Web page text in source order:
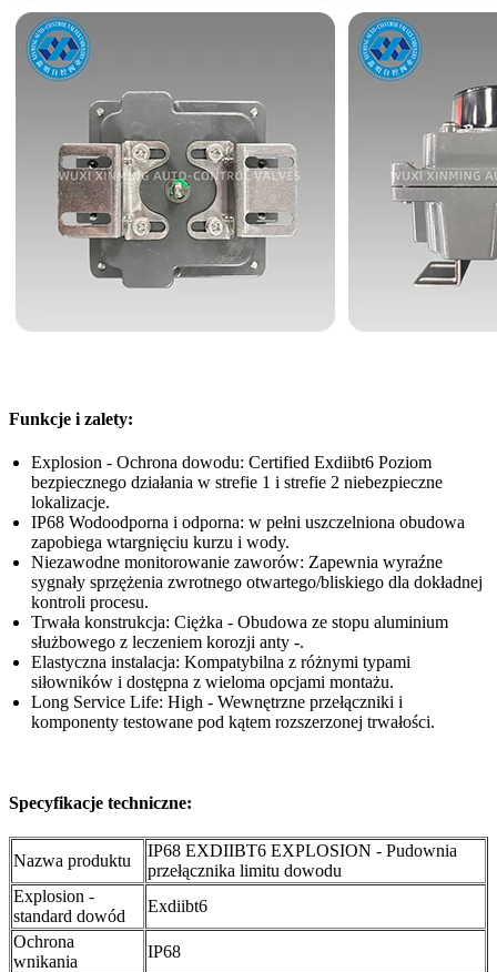
Funkcje i zalety:
Explosion - Ochrona dowodu: Certified Exdiibt6 Poziom
bezpiecznego działania w strefie 1 i strefie 2 niebezpieczne
lokalizacje.
IP68 Wodoodporna i odporna: w pełni uszczelniona obudowa
zapobiega wtargnięciu kurzu i wody.
Niezawodne monitorowanie zaworów: Zapewnia wyraźne
sygnały sprzężenia zwrotnego otwartego/bliskiego dla dokładnej
kontroli procesu.
Trwała konstrukcja: Ciężka - Obudowa ze stopu aluminium
służbowego z leczeniem korozji anty -.
Elastyczna instalacja: Kompatybilna z różnymi typami
siłowników i dostępna z wieloma opcjami montażu.
Long Service Life: High - Wewnętrzne przełączniki i
komponenty testowane pod kątem rozszerzonej trwałości.
Specyfikacje techniczne:
Nazwa produktu
IP68 EXDIIBT6 EXPLOSION - Pudownia
przełącznika limitu dowodu
Explosion -
standard dowód
Exdiibt6
Ochrona
wnikania
IP68